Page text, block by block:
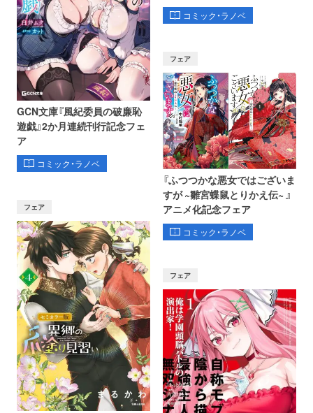
GCN文庫『風紀委員の破廉恥
遊戯』2か月連続刊行記念フェ
ア
コミック・ラノベ
コミック・ラノベ
フェア
フェア
『ふつつかな悪女ではございま
すが ~雛宮蝶鼠とりかえ伝~ 』
アニメ化記念フェア
コミック・ラノベ
フェア